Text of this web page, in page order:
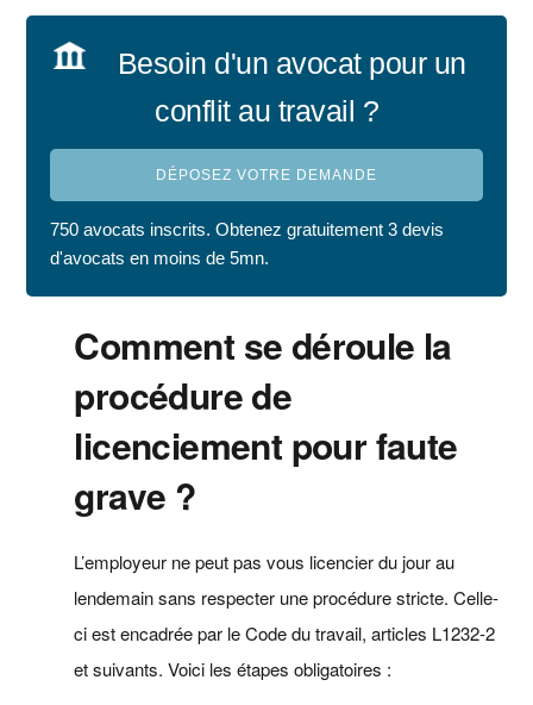
Besoin d'un avocat pour un
conflit au travail ?
DÉPOSEZ VOTRE DEMANDE
750 avocats inscrits. Obtenez gratuitement 3 devis
d'avocats en moins de 5mn.
Comment se déroule la
procédure de
licenciement pour faute
grave ?
L’employeur ne peut pas vous licencier du jour au
lendemain sans respecter une procédure stricte. Celle-
ci est encadrée par le Code du travail, articles L1232-2
et suivants. Voici les étapes obligatoires :